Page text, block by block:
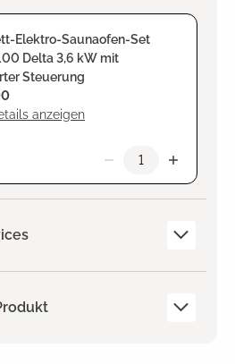
Elektro-Saunaofen-Set
Delta 3,6 kW mit
Steuerung
anzeigen